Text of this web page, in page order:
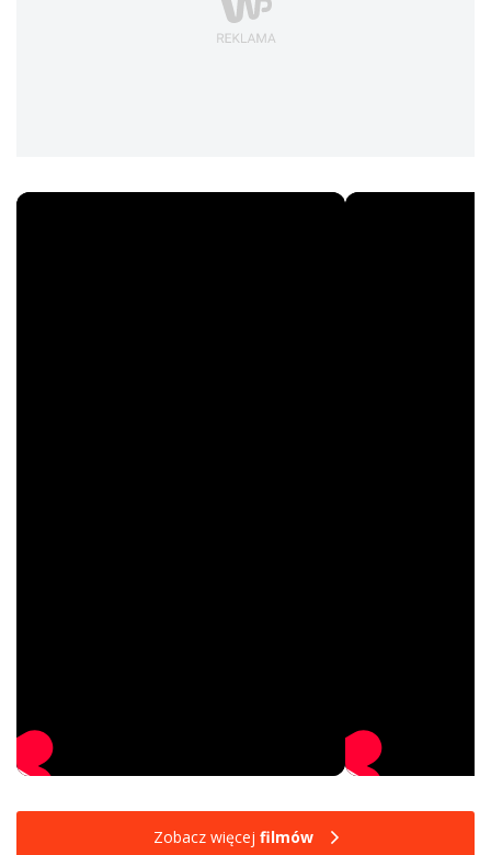
Zobacz więcej filmów